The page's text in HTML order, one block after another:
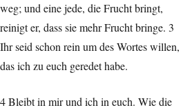
weg; und eine jede, die Frucht bringt,
reinigt er, dass sie mehr Frucht bringe. 3
Ihr seid schon rein um des Wortes willen,
das ich zu euch geredet habe.
4 Bleibt in mir und ich in euch. Wie die